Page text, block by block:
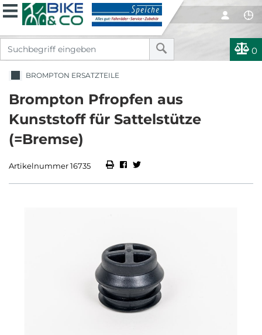
0
BROMPTON ERSATZTEILE
Brompton Pfropfen aus
Kunststoff für Sattelstütze
(=Bremse)
Artikelnummer 16735